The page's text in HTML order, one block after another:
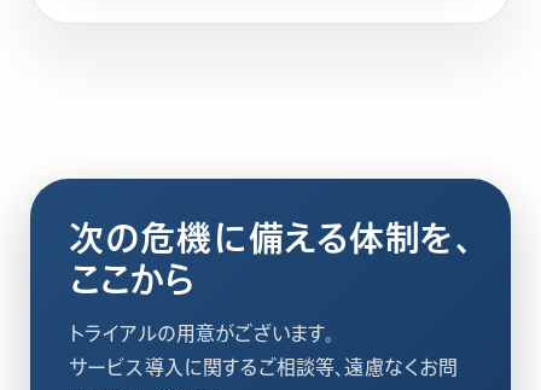
次の危機に備える体制を、
ここから
トライアルの用意がございます。
サービス導入に関するご相談等、遠慮なくお問